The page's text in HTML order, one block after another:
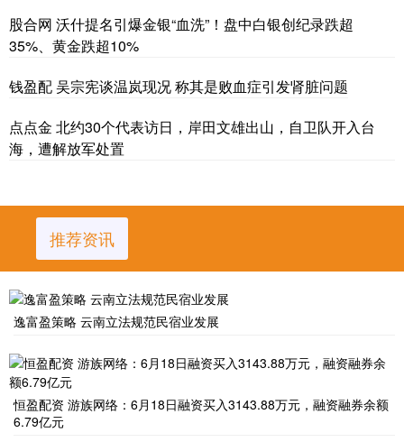
股合网 沃什提名引爆金银“血洗”！盘中白银创纪录跌超
35%、黄金跌超10%
钱盈配 吴宗宪谈温岚现况 称其是败血症引发肾脏问题
点点金 北约30个代表访日，岸田文雄出山，自卫队开入台
海，遭解放军处置
推荐资讯
逸富盈策略 云南立法规范民宿业发展
恒盈配资 游族网络：6月18日融资买入3143.88万元，融资融券余额
6.79亿元